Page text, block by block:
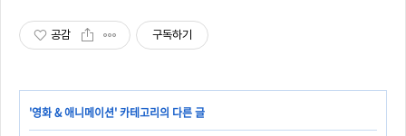
공감 구독하기
'영화 & 애니메이션' 카테고리의 다른 글